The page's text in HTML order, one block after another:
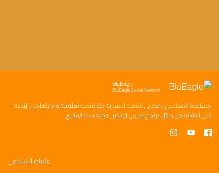
BluEagle
BluEagle Social Network
مساعده المعلمين ومدربي التنميه البشريه بناءمنصه تعليميه وادارتها من البدايه
حتى النهايه من خلال برنامج تدريبي اونلاين مدته سته اسابيع
ملفك الشخصي